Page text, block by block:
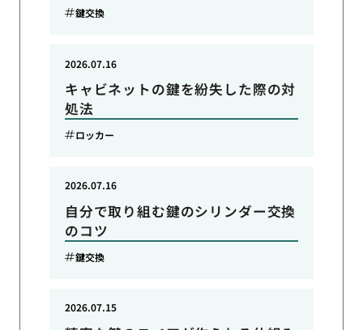
鍵交換
キャビネットの鍵を紛失した際の対
処法
2026.07.16
ロッカー
自分で取り組む鍵のシリンダー交換
のコツ
2026.07.16
鍵交換
2026.07.15